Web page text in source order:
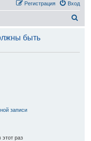
Вход
Регистрация
с
быть
записи
раз